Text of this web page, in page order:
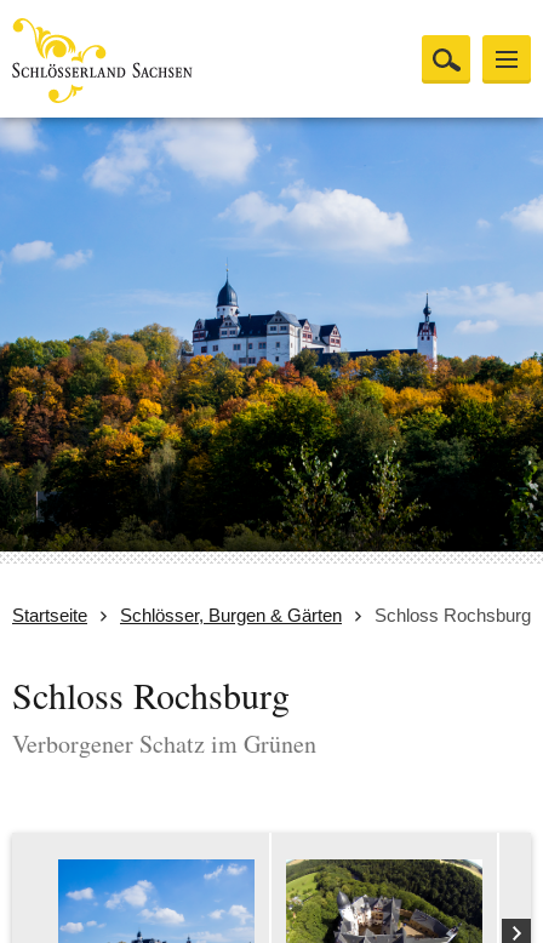
Startseite Schlösser, Burgen & Gärten Schloss Rochsburg
Schloss Rochsburg
Verborgener Schatz im Grünen